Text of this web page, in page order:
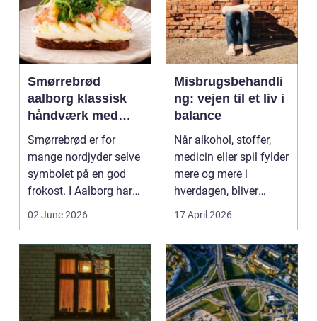
Smørrebrød
aalborg klassisk
håndværk med
moderne twist
Smørrebrød er for
mange nordjyder selve
symbolet på en god
frokost. I Aalborg har
02 June 2026
Misbrugsbehandli
ng: vejen til et liv i
balance
Når alkohol, stoffer,
medicin eller spil fylder
mere og mere i
hverdagen, bliver
grænsen...
17 April 2026